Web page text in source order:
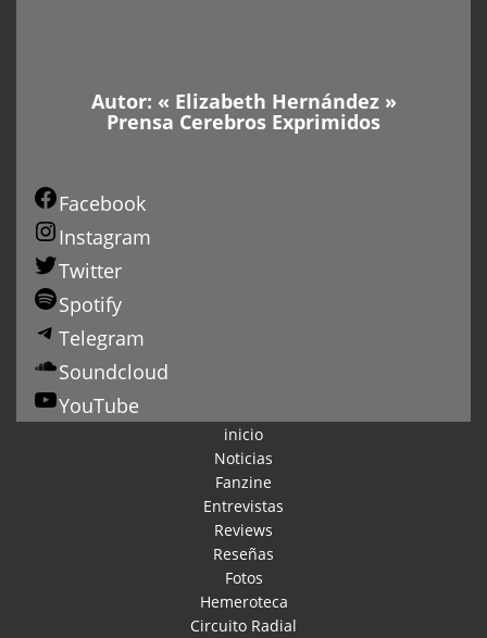
Autor: « Elizabeth Hernández»
Prensa Cerebros Exprimidos
Facebook
Instagram
Twitter
Spotify
Telegram
Soundcloud
YouTube
inicio
Noticias
Fanzine
Entrevistas
Reviews
Reseñas
Fotos
Hemeroteca
Circuito Radial